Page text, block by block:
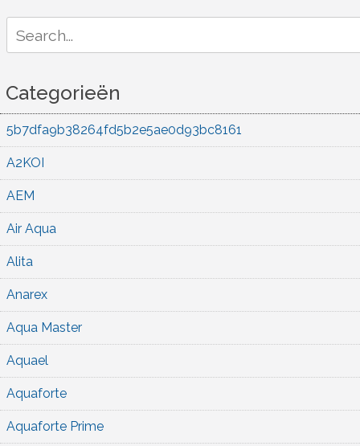
for:
Categorieën
5b7dfa9b38264fd5b2e5ae0d93bc8161
A2KOI
AEM
Air Aqua
Alita
Anarex
Aqua Master
Aquael
Aquaforte
Aquaforte Prime